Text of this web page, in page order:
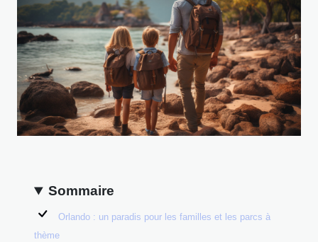
Sommaire
Orlando : un paradis pour les familles et les parcs à
thème